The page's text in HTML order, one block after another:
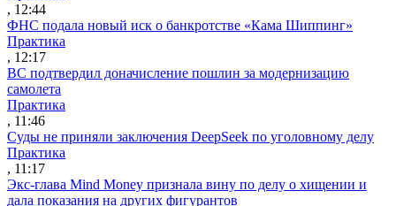
, 12:44
ФНС подала новый иск о банкротстве «Кама Шиппинг»
Практика
, 12:17
ВС подтвердил доначисление пошлин за модернизацию
самолета
Практика
, 11:46
Суды не приняли заключения DeepSeek по уголовному делу
Практика
, 11:17
Экс-глава Mind Money признала вину по делу о хищении и
дала показания на других фигурантов